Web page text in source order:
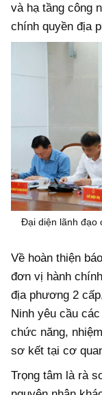
và hạ tầng công
chính quyền địa
Đại diện lãnh đạo
Về hoàn thiện
đơn vị hành
địa phương 2
Ninh yêu cầu
chức năng,
sơ kết tại cơ
Trọng tâm là rà